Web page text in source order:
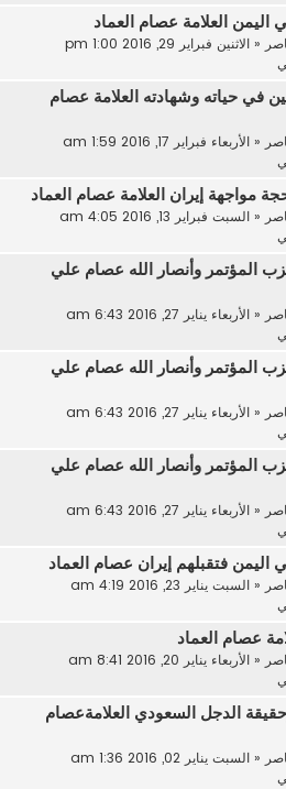
العلامة عصام العماد
« الاثنين فبراير 29, 2016 1:00 pm
في حياته وشهادته العلامة عصام
« الأربعاء فبراير 17, 2016 1:59 am
مواجهة إيران العلامة عصام العماد
« السبت فبراير 13, 2016 4:05 am
المؤتمر وأنصار الله عصام علي
« الأربعاء يناير 27, 2016 6:43 am
المؤتمر وأنصار الله عصام علي
« الأربعاء يناير 27, 2016 6:43 am
المؤتمر وأنصار الله عصام علي
« الأربعاء يناير 27, 2016 6:43 am
اليمن فتقبلهم إيران عصام العماد
« السبت يناير 23, 2016 4:19 am
عصام العماد
« الأربعاء يناير 20, 2016 8:41 am
الدجل السعودي العلامةعصام
« السبت يناير 02, 2016 1:36 am